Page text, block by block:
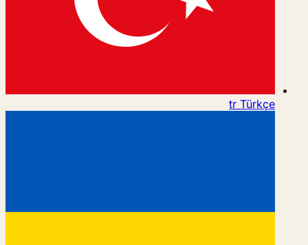
tr Türkçe